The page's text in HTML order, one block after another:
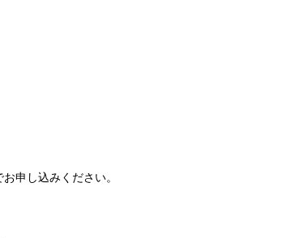
申し込みください。